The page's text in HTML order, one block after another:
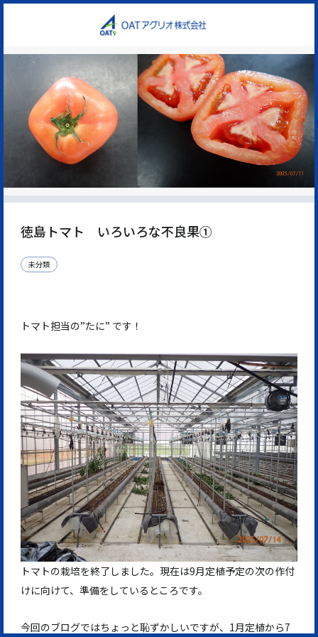
徳島トマト いろいろな不良果①
未分類
トマト担当の”たに” です！
トマトの栽培を終了しました。現在は9月定植予定の次の作付
けに向けて、準備をしているところです。
今回のブログではちょっと恥ずかしいですが、1月定植から7